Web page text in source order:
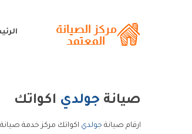
صيانة جولدي اكواتك
ارقام صيانة جولدي اكواتك مركز خدمة